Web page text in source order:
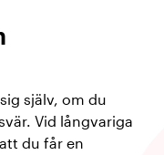
själv, om du
Vid långvariga
du får en